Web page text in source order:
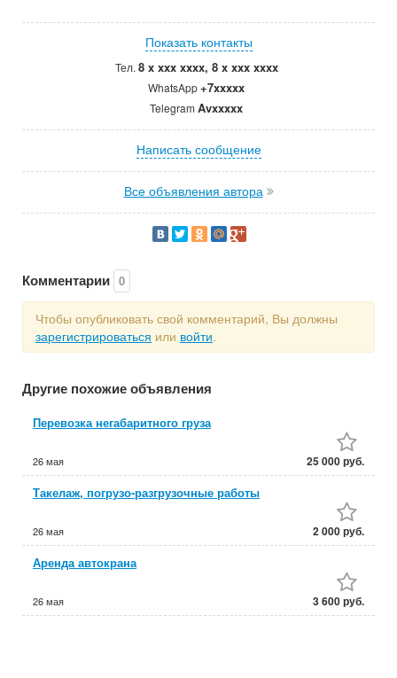
Показать контакты
Тел. 8 x xxx xxxx, 8 x xxx xxxx
WhatsApp+7xxxxx
Telegram Avxxxxx
Написать сообщение
Все объявления автора
Комментарии 0
Чтобы опубликовать свой комментарий, Вы должны
зарегистрироваться или войти.
Другие похожие объявления
Перевозка негабаритного груза
26 мая 25 000 руб.
Такелаж, погрузо-разгрузочные работы
26 мая 2 000 руб.
Аренда автокрана
26 мая 3 600 руб.